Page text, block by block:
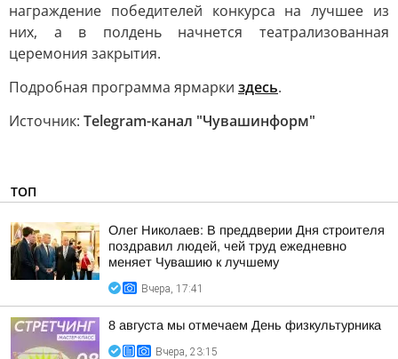
награждение победителей конкурса на лучшее из
них, а в полдень начнется театрализованная
церемония закрытия.
Подробная программа ярмарки здесь.
Источник: Telegram-канал "Чувашинформ"
ТОП
Олег Николаев: В преддверии Дня строителя
поздравил людей, чей труд ежедневно
меняет Чувашию к лучшему
Вчера, 17:41
8 августа мы отмечаем День физкультурника
Вчера, 23:15